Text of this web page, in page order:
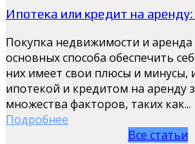
Ипотека или кредит на
Покупка недвижимости и аренда
основных способа обеспечить
них имеет свои плюсы и минусы,
ипотекой и кредитом на аренду
множества факторов, таких как...
Подробнее
Все статьи